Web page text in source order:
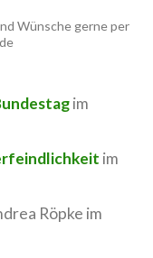
Wünsche gerne per
im
im
Röpke im